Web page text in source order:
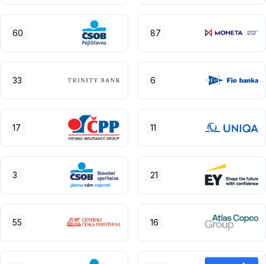
60 87
33 6
17 11
3 21
55 16